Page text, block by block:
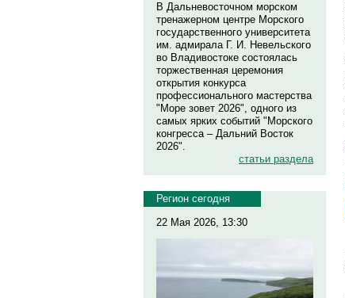
В Дальневосточном морском
тренажерном центре Морского
государственного университета
им. адмирала Г. И. Невельского
во Владивостоке состоялась
торжественная церемония
открытия конкурса
профессионального мастерства
"Море зовет 2026", одного из
самых ярких событий "Морского
конгресса – Дальний Восток
2026".
статьи раздела
Регион сегодня
22 Мая 2026, 13:30